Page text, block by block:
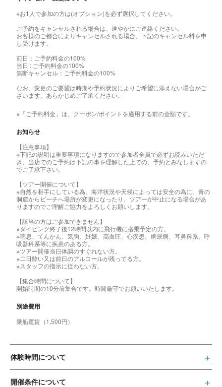
※お1人で参加の方は(オプション)を必ず選択してください。
ご予約をキャンセルされる場合は、速やかにご連絡ください。
お客様のご都合によりキャンセルされる場合、下記のキャンセル料を申
し受けます。
前日：ご予約料金の100%
当日 : ご予約料金の100%
無断キャンセル：ご予約料金の100%
なお、変更のご要望は時期や予約状況によりご希望に添えない場合がご
ざいます。あらかじめご了承ください。
※「ご予約料金」は、クーポン/ポイントを適用する前の金額です。
お知らせ
【注意事項】
※下記の説明は重要事項になりますので参加者全員で必ずお読みいただ
き、当店でのご予約は下記の事を理解した上での、予約とみなしますの
でご了承下さい。
【ツアー開催について】
※自然を相手にしている為、海洋状況や天候によっては安全の為に、青の
洞窟からビーチへ場所が変更になったり、ツアーが中止になる場合があ
りますのでご理解ご協力をよろしくお願いします。
【該当の方はご参加できません】
※ダイビング終了後12時間以内に飛行機に搭乗予定の方。
※喘息、てんかん、気胸、妊娠、高血圧、心疾患、糖尿病、耳鼻科系、呼
吸器科系等に疾患のある方。
※ツアー開催当日体調のすぐれない方。
※二日酔い又は前日のアルコールが残ってる方。
※スタッフの指示に従わない方。
【集合時間について】
開始時間の10分前集合です。時間厳守でお願いいたします。
別途費用
乗船運賃（1,500円）
体験時間について
開催条件について